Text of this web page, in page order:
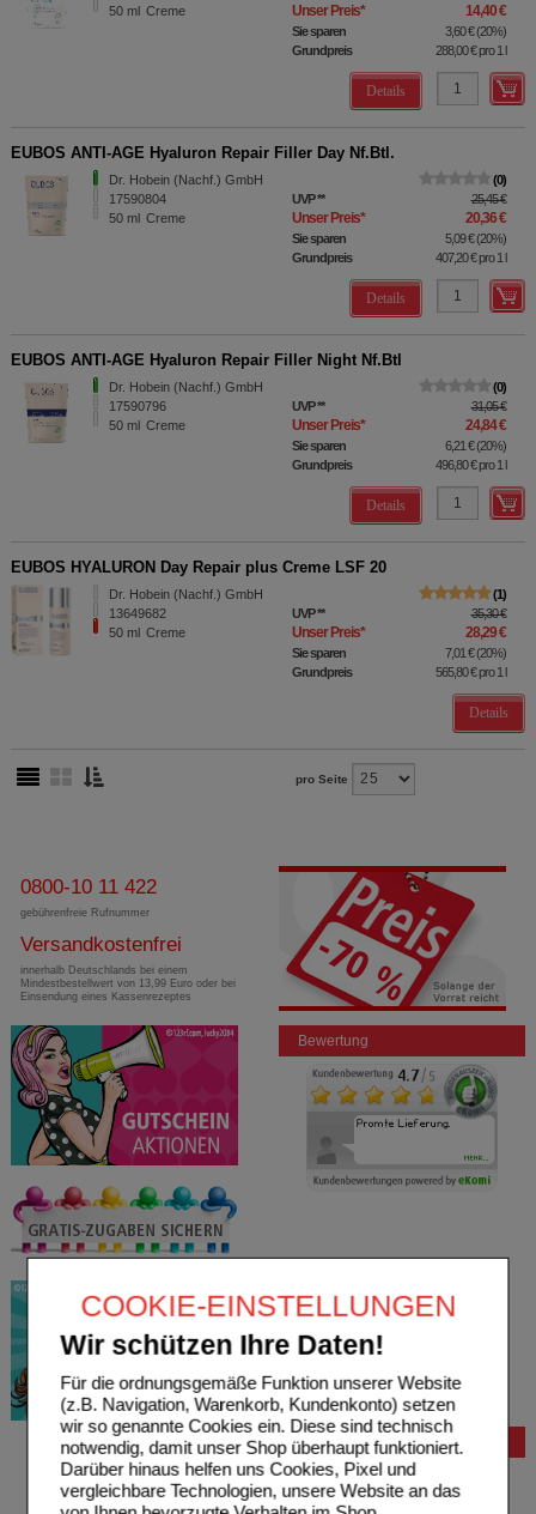
COOKIE-EINSTELLUNGEN
Wir schützen Ihre Daten!
Für die ordnungsgemäße Funktion unserer Website
(z.B. Navigation, Warenkorb, Kundenkonto) setzen
wir so genannte Cookies ein. Diese sind technisch
notwendig, damit unser Shop überhaupt funktioniert.
Darüber hinaus helfen uns Cookies, Pixel und
vergleichbare Technologien, unsere Website an das
50 ml Creme Unser Preis* 14,40 €
Sie sparen 3,60 €(20%)
Grundpreis
288,00 €pro 1 l
Details
EUBOS ANTI-AGE Hyaluron Repair Filler Day Nf.Btl.
Dr. Hobein (Nachf.) GmbH
17590804
50 ml Creme
0
UVP** 25,45 €
Unser Preis* 20,36 €
Sie sparen 5,09 €(20%)
Grundpreis
407,20 €pro 1 l
Details
EUBOS ANTI-AGE Hyaluron Repair Filler Night Nf.Btl
Dr. Hobein (Nachf.) GmbH
17590796
50 ml Creme
0
UVP** 31,05 €
Unser Preis* 24,84 €
Sie sparen 6,21 €(20%)
Grundpreis
496,80 €pro 1 l
Details
EUBOS HYALURON Day Repair plus Creme LSF 20
Dr. Hobein (Nachf.) GmbH
13649682
50 ml Creme
1
UVP** 35,30 €
Unser Preis* 28,29 €
Sie sparen 7,01 €(20%)
Grundpreis
565,80 €pro 1 l
Details
pro Seite
0800-10 11 422
gebührenfreie Rufnummer
Versandkostenfrei
innerhalb Deutschlands bei einem
Mindestbestellwert von 13,99 Euro oder bei
Einsendung eines Kassenrezeptes
Bewertung
Bestellung
Hilfe zur Anmeldung
Hilfe zum Bestellvorgang